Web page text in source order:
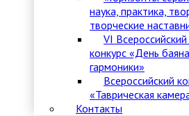
наука, практика,
творческие
VI
конкурс «День
гармоники»
Всероссийский
«Таврическая
Контакты